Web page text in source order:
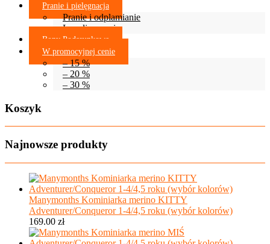
Pranie i pielęgnacja
Pranie i odplamianie
Lanolinowanie
Bony Podarunkowe
W promocyjnej cenie
– 15 %
– 20 %
– 30 %
Koszyk
Najnowsze produkty
Manymonths Kominiarka merino KITTY
Adventurer/Conqueror 1-4/4,5 roku (wybór kolorów)
169.00 zł